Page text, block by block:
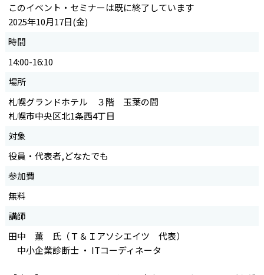
このイベント・セミナーは既に終了しています
2025年10月17日(金)
時間
14:00-16:10
場所
札幌グランドホテル ３階 玉葉の間
札幌市中央区北1条西4丁目
対象
役員・代表者,どなたでも
参加費
無料
講師
田中 薫 氏（Ｔ＆Ｉアソシエイツ 代表）
中小企業診断士 ・ ITコーディネータ